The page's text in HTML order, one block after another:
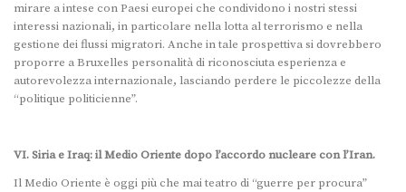
mirare a intese con Paesi europei che condividono i nostri stessi
interessi nazionali, in particolare nella lotta al terrorismo e nella
gestione dei flussi migratori. Anche in tale prospettiva si dovrebbero
proporre a Bruxelles personalità di riconosciuta esperienza e
autorevolezza internazionale, lasciando perdere le piccolezze della
“politique politicienne”.
VI. Siria e Iraq: il Medio Oriente dopo l’accordo nucleare con l’Iran.
Il Medio Oriente è oggi più che mai teatro di “guerre per procura”